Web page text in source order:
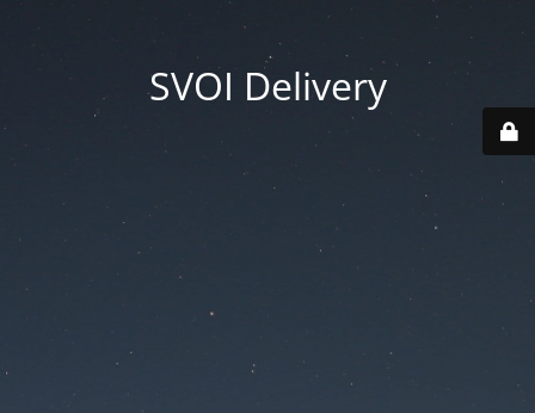
SVOI Delivery